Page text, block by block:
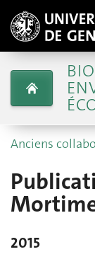
Anciens
2015